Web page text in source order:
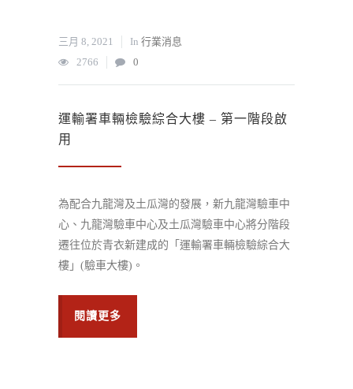
三月 8, 2021 In 行業消息
2766
0
運輸署車輛檢驗綜合大樓 – 第一階段啟
用
為配合九龍灣及土瓜灣的發展，新九龍灣驗車中
心、九龍灣驗車中心及土瓜灣驗車中心將分階段
遷往位於青衣新建成的「運輸署車輛檢驗綜合大
樓」(驗車大樓)。
閱讀更多